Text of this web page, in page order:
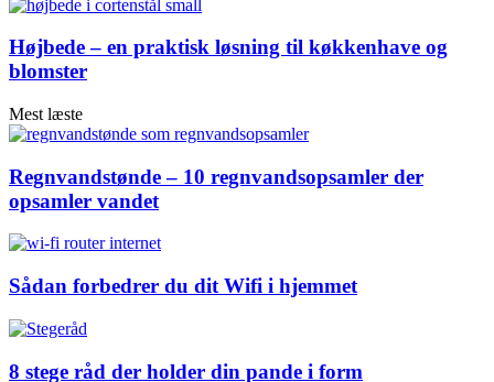
Højbede – en praktisk løsning til køkkenhave og
blomster
Mest læste
Regnvandstønde – 10 regnvandsopsamler der
opsamler vandet
Sådan forbedrer du dit Wifi i hjemmet
8 stege råd der holder din pande i form